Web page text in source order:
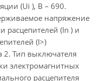
(Ui ), В – 690.
напряжение
расцепителей (In ) и
(I>)
2. Тип выключателя
электромагнитных
расцепителя